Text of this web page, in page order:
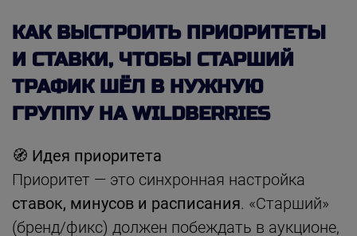
КАК ВЫСТРОИТЬ ПРИОРИТЕТЫ
И СТАВКИ, ЧТОБЫ СТАРШИЙ
ТРАФИК ШЁЛ В НУЖНУЮ
ГРУППУ НА WILDBERRIES
🧭 Идея приоритета
Приоритет — это синхронная настройка
ставок, минусов и расписания. «Старший»
(бренд/фикс) должен побеждать в аукционе,